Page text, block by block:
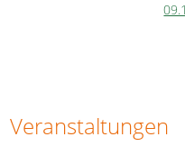
Veranstaltungen